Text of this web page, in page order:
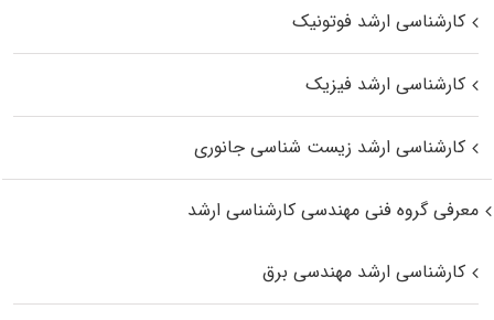
کارشناسی ارشد فوتونیک
کارشناسی ارشد فیزیک
کارشناسی ارشد زیست‌ شناسی جانوری
معرفی گروه فنی مهندسی کارشناسی ارشد
کارشناسی ارشد مهندسی برق